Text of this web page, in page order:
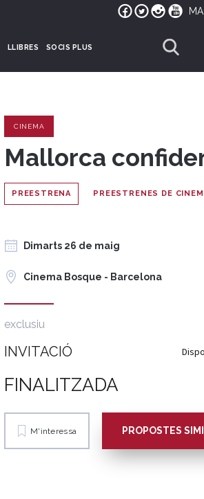
LLIBRES SOCIS PLUS
CINEMA
Mallorca
PREESTRENA PREESTRENES DE
Dimarts 26 de maig
Cinema Bosque - Barcelona
exclusiu
INVITACIÓ
FINALITZADA
M'interessa PROPOSTES